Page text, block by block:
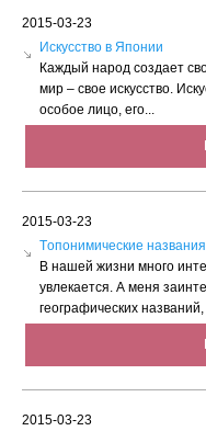
2015-03-23
Искусство в Японии
Каждый народ создает
мир – свое искусство.
особое лицо, его...
2015-03-23
Tопонимические
В нашей жизни много
увлекается. А меня
географических
2015-03-23